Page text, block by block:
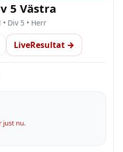
5 Västra
Div 5 • Herr
LiveResultat →
just nu.